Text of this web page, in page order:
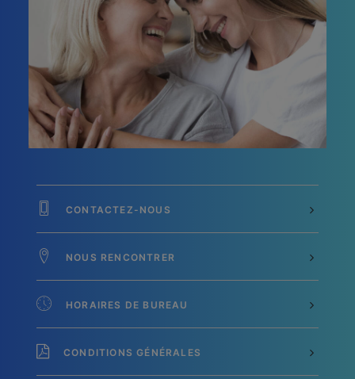
CONTACTEZ-NOUS
NOUS RENCONTRER
HORAIRES DE BUREAU
CONDITIONS GÉNÉRALES